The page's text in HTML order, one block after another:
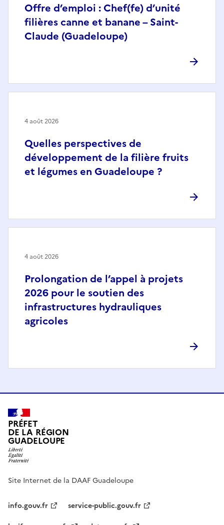
Offre d’emploi : Chef(fe) d’unité
filières canne et banane – Saint-
Claude (Guadeloupe)
Quelles perspectives de
développement de la filière fruits
et légumes en Guadeloupe ?
4 août 2026
Prolongation de l’appel à projets
2026 pour le soutien des
infrastructures hydrauliques
agricoles
4 août 2026
PRÉFET
DE LA RÉGION
GUADELOUPE
Site Internet de la DAAF Guadeloupe
info.gouv.fr
service-public.gouv.fr